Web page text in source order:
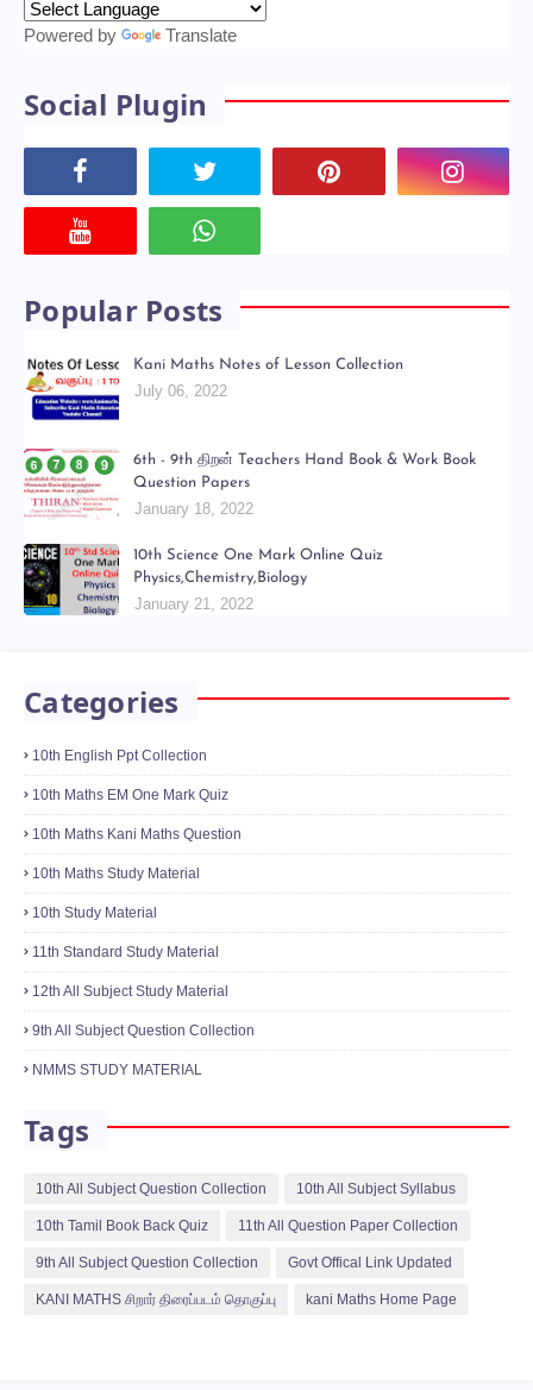
Powered by Translate
Social Plugin
Popular Posts
Kani Maths Notes of Lesson Collection
July 06, 2022
6th - 9th திறன் Teachers Hand Book & Work Book
Question Papers
January 18, 2022
10th Science One Mark Online Quiz
Physics,Chemistry,Biology
January 21, 2022
Categories
10th English Ppt Collection
10th Maths EM One Mark Quiz
10th Maths Kani Maths Question
10th Maths Study Material
10th Study Material
11th Standard Study Material
12th All Subject Study Material
9th All Subject Question Collection
NMMS STUDY MATERIAL
Tags
10th All Subject Question Collection 10th All Subject Syllabus
10th Tamil Book Back Quiz 11th All Question Paper Collection
9th All Subject Question Collection Govt Offical Link Updated
KANI MATHS சிறார் திரைப்படம் தொகுப்பு kani Maths Home Page